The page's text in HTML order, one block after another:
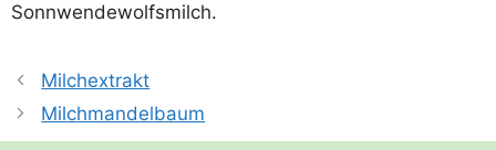
Sonnwendewolfsmilch.
Milchextrakt
Milchmandelbaum